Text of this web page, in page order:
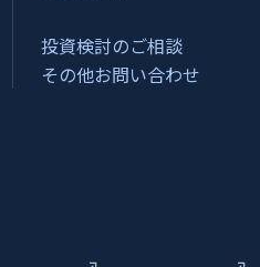
投資検討のご相談
その他お問い合わせ